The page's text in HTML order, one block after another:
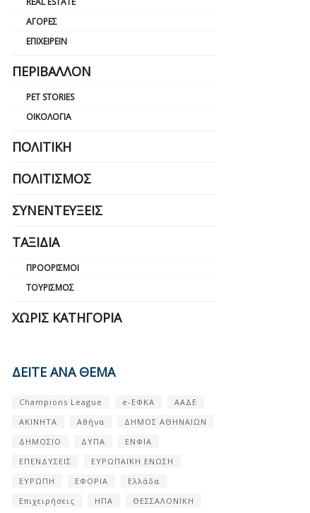
ΑΓΟΡΈΣ
ΕΠΙΧΕΙΡΕΊΝ
ΠΕΡΙΒΆΛΛΟΝ
PET STORIES
ΟΙΚΟΛΟΓΊΑ
ΠΟΛΙΤΙΚΉ
ΠΟΛΙΤΙΣΜΌΣ
ΣΥΝΕΝΤΕΎΞΕΙΣ
ΤΑΞΊΔΙΑ
ΠΡΟΟΡΙΣΜΟΊ
ΤΟΥΡΙΣΜΌΣ
ΧΩΡΊΣ ΚΑΤΗΓΟΡΊΑ
ΔΕΙΤΕ ΑΝΑ ΘΕΜΑ
Champions League e-ΕΦΚΑ
ΑΑΔΕ
ΑΚΙΝΗΤΑ
Αθήνα
ΔΗΜΟΣ ΑΘΗΝΑΙΩΝ
ΔΗΜΟΣΙΟ
ΔΥΠΑ
ΕΝΦΙΑ
ΕΠΕΝΔΥΣΕΙΣ
ΕΥΡΩΠΑΪΚΗ ΕΝΩΣΗ
ΕΥΡΩΠΗ
ΕΦΟΡΙΑ
Ελλάδα
Επιχειρήσεις
ΗΠΑ
ΘΕΣΣΑΛΟΝΙΚΗ